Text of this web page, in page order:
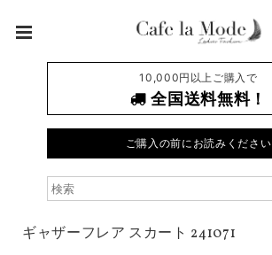
10,000円以上ご購入で
全国送料無料！
ご購入の前にお読みください
ギャザーフレア スカート 241071